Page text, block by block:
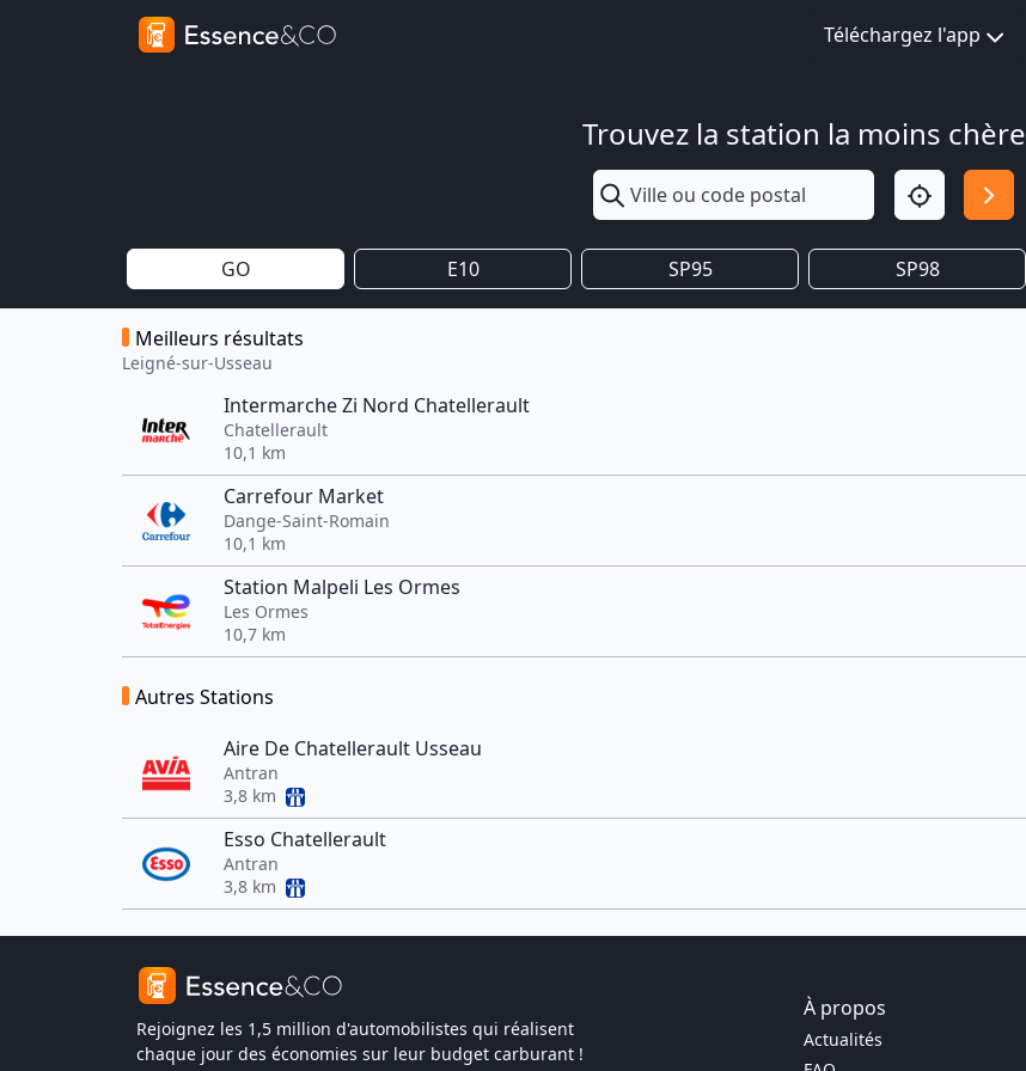
Téléchargez l'app
Trouvez la station la moins chère
GO E10 SP95 SP98
Meilleurs résultats
Leigné-sur-Usseau
Intermarche Zi Nord Chatellerault
Chatellerault
10,1 km
Carrefour Market
Dange-Saint-Romain
10,1 km
Station Malpeli Les Ormes
Les Ormes
10,7 km
Autres Stations
Aire De Chatellerault Usseau
Antran
3,8 km
Esso Chatellerault
Antran
3,8 km
Rejoignez les 1,5 million d'automobilistes qui réalisent
chaque jour des économies sur leur budget carburant !
À propos
Actualités